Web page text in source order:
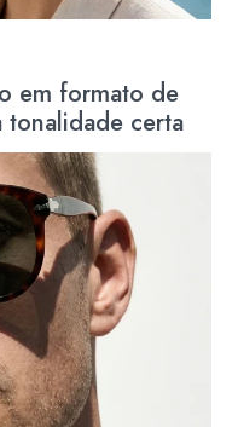
em formato de
tonalidade certa